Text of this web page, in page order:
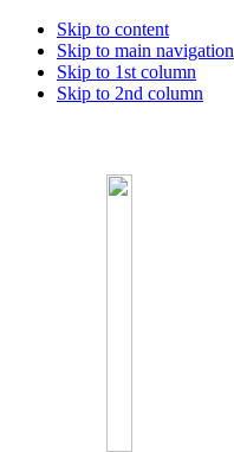
Skip to content
Skip to main navigation
Skip to 1st column
Skip to 2nd column